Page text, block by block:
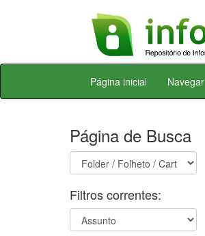
Skip
Página inicial Navegar
Página de Busca
Filtros correntes: